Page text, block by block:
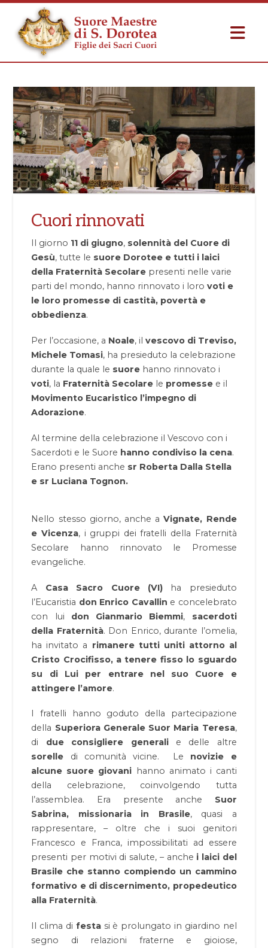
Cuori rinnovati
Il giorno 11 di giugno, solennità del Cuore di
Gesù, tutte le suore Dorotee e tutti i laici
della Fraternità Secolare presenti nelle varie
parti del mondo, hanno rinnovato i lorovoti e
le loro promesse di castità, povertà e
obbedienza.
Per l’occasione, a Noale, ilvescovo di Treviso,
Michele Tomasi, ha presieduto la celebrazione
durante la quale le suore hanno rinnovato i
voti, la Fraternità Secolare le promesse e il
Movimento Eucaristico l’impegno di
Adorazione.
Al termine della celebrazione il Vescovo con i
Sacerdoti e le Suore hanno condiviso la cena.
Erano presenti anche sr Roberta Dalla Stella
e sr Luciana Tognon.
Nello stesso giorno, anche aVignate, Rende
e Vicenza, i gruppi dei fratelli della Fraternità
Secolare hanno rinnovato le Promesse
evangeliche.
A Casa Sacro Cuore (VI)ha presieduto
l’Eucaristia don Enrico Cavallin e concelebrato
con lui don Gianmario Biemmi, sacerdoti
della Fraternità. Don Enrico, durante l’omelia,
ha invitato a rimanere tutti uniti attorno al
Cristo Crocifisso, a tenere fisso lo sguardo
su di Lui per entrare nel suo Cuore e
attingere l’amore.
I fratelli hanno goduto della partecipazione
della Superiora Generale Suor Maria Teresa,
di due consigliere generali e delle altre
sorelle di comunità vicine. Le novizie e
alcune suore giovani hanno animato i canti
della celebrazione, coinvolgendo tutta
l’assemblea. Era presente anche Suor
Sabrina, missionaria in Brasile, quasi a
rappresentare, – oltre che i suoi genitori
Francesco e Franca, impossibilitati ad essere
presenti per motivi di salute, – anche i laici del
Brasile che stanno compiendo un cammino
formativo e di discernimento, propedeutico
alla Fraternità.
Il clima di festasi è prolungato in giardino nel
segno di relazioni fraterne e gioiose,